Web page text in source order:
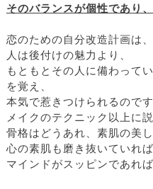
そのバランスが個性であり
恋のための自分改造計画は
人は後付けの魅力より、
もともとその人に備わって
を覚え、
本気で惹きつけられるのです
メイクのテクニック以上に
骨格はどうあれ、素肌の美し
心の素肌も磨き抜いていれば
マインドがスッピンであれ